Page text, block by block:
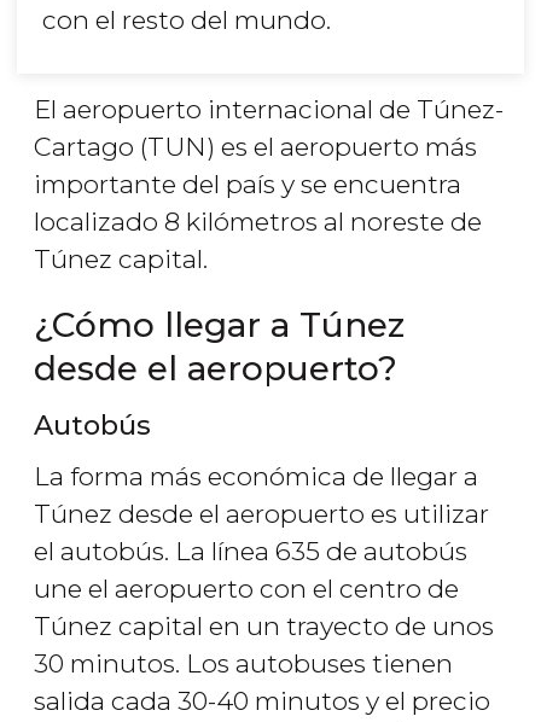
con el resto del mundo.
El aeropuerto internacional de Túnez-
Cartago (TUN) es el aeropuerto más
importante del país y se encuentra
localizado 8 kilómetros al noreste de
Túnez capital.
¿Cómo llegar a Túnez
desde el aeropuerto?
Autobús
La forma más económica de llegar a
Túnez desde el aeropuerto es utilizar
el autobús. La línea 635 de autobús
une el aeropuerto con el centro de
Túnez capital en un trayecto de unos
30 minutos. Los autobuses tienen
salida cada 30-40 minutos y el precio